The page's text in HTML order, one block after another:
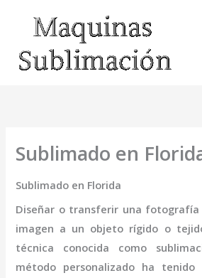
contenido
Sublimado en
Sublimado en Florida
Diseñar o transferir una
imagen a un objeto rígido o
técnica conocida como
método personalizado ha